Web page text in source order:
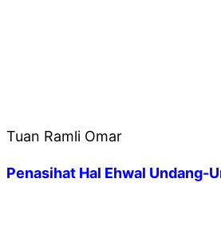
Tuan Ramli Omar
Penasihat Hal Ehwal Undang-